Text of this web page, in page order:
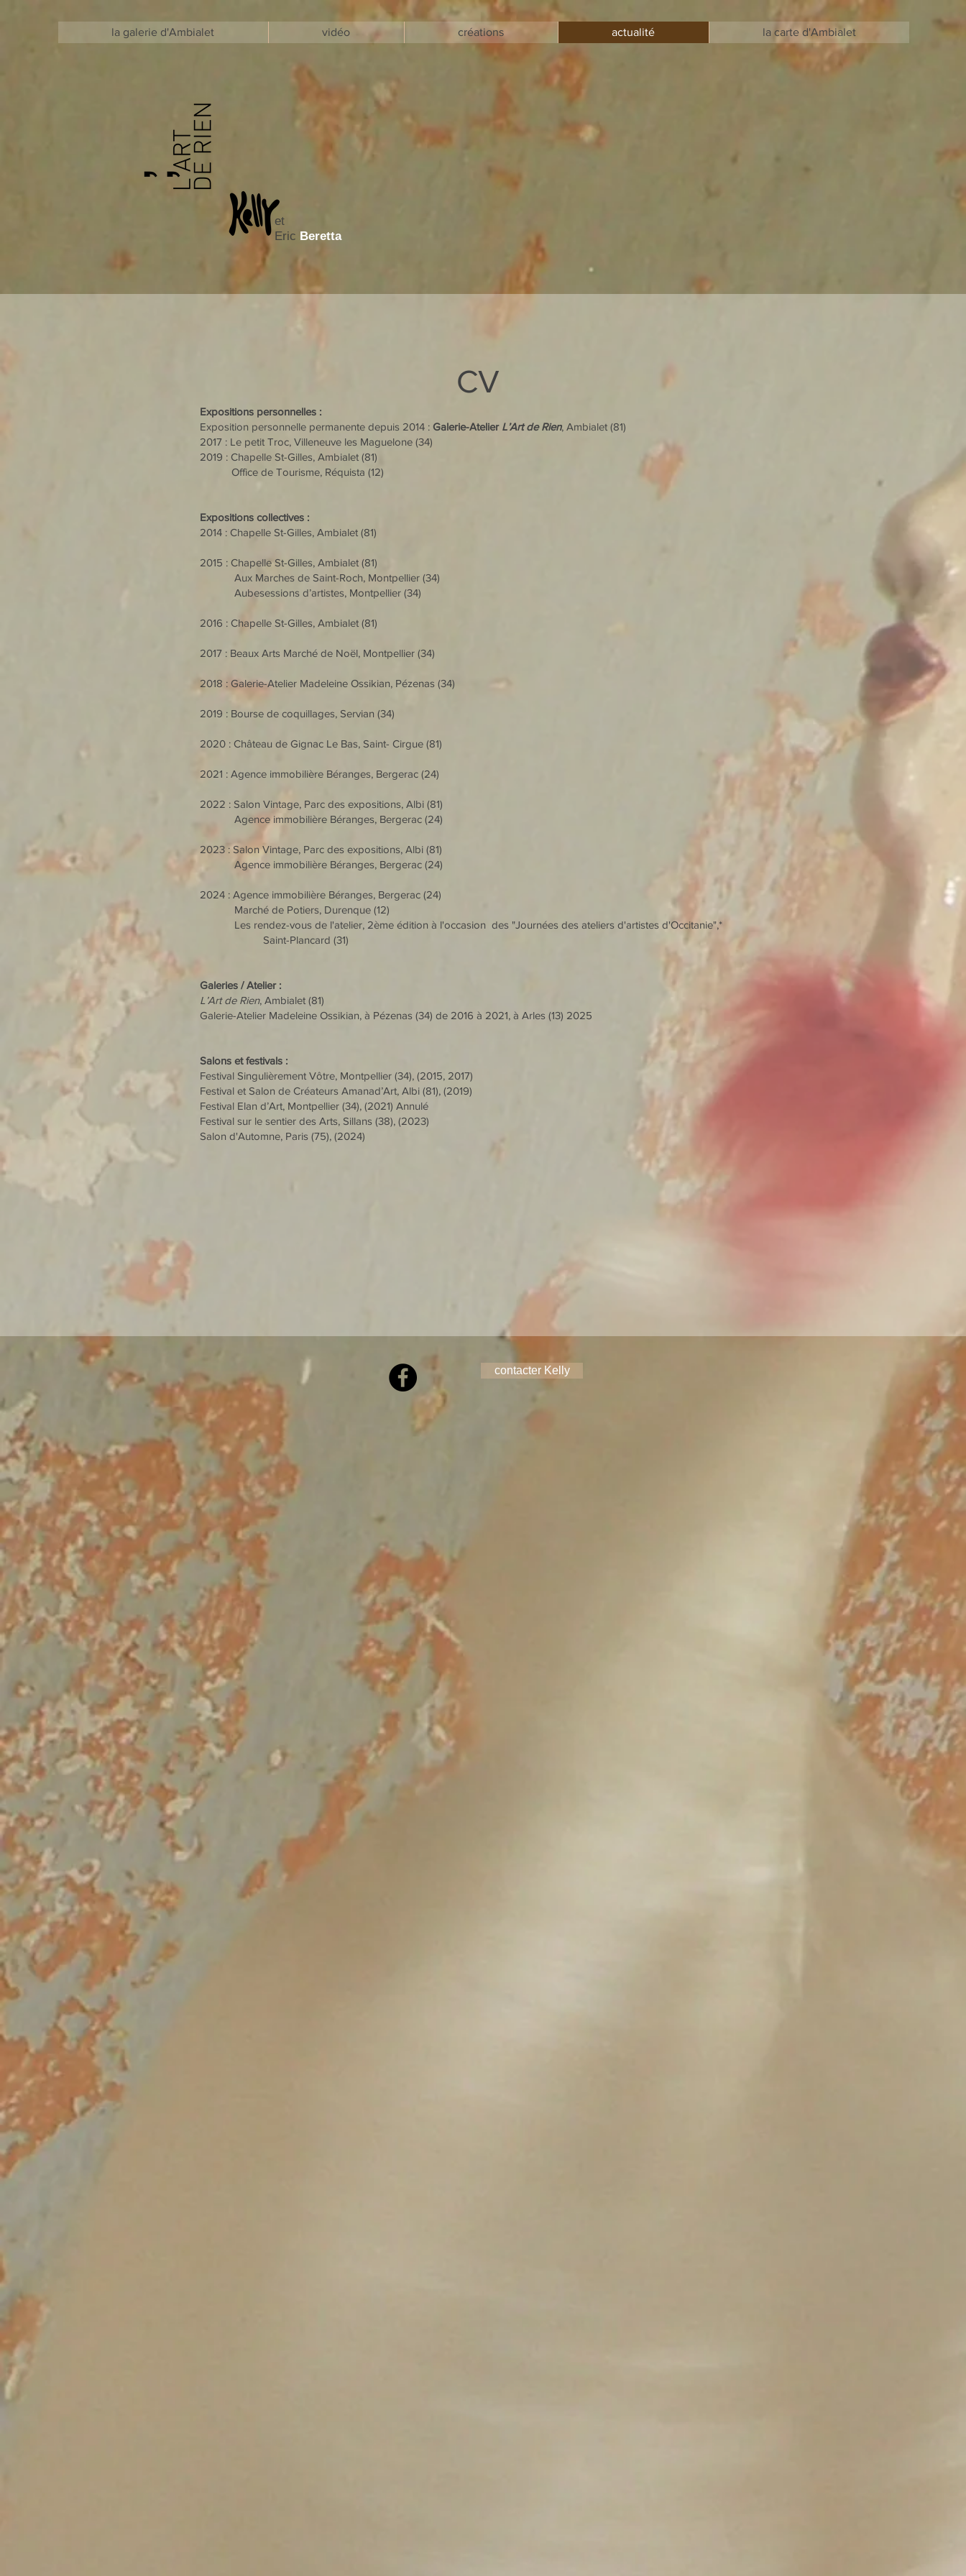
la galerie d'Ambialet vidéo créations actualité la carte d'Ambialet
et
Eric Beretta
CV
Expositions personnelles :
Exposition personnelle permanente depuis 2014 : Galerie-AtelierL’Art de Rien, Ambialet (81)
2017 : Le petit Troc, Villeneuve les Maguelone (34)
2019 : Chapelle St-Gilles, Ambialet (81)
Office de Tourisme, Réquista (12)
Expositions collectives :
2014 : Chapelle St-Gilles, Ambialet (81)
2015 : Chapelle St-Gilles, Ambialet (81)
Aux Marches de Saint-Roch, Montpellier (34)
Aubesessions d’artistes, Montpellier (34)
2016 : Chapelle St-Gilles, Ambialet (81)
2017 : Beaux Arts Marché de Noël, Montpellier (34)
2018 : Galerie-Atelier Madeleine Ossikian, Pézenas (34)
2019 : Bourse de coquillages, Servian (34)
2020 : Château de Gignac Le Bas, Saint- Cirgue (81)
2021 : Agence immobilière Béranges, Bergerac (24)
2022 : Salon Vintage, Parc des expositions, Albi (81)
Agence immobilière Béranges, Bergerac (24)
2023 : Salon Vintage, Parc des expositions, Albi (81)
Agence immobilière Béranges, Bergerac (24)
2024 : Agence immobilière Béranges, Bergerac (24)
Marché de Potiers, Durenque (12)
Les rendez-vous de l'atelier, 2ème édition à l'occasion des "Journées des ateliers d'artistes d'Occitanie",*
Saint-Plancard (31)
Galeries / Atelier :
L’Art de Rien, Ambialet (81)
Galerie-Atelier Madeleine Ossikian, à Pézenas (34) de 2016 à 2021, à Arles (13) 2025
Salons et festivals :
Festival Singulièrement Vôtre, Montpellier (34), (2015, 2017)
Festival et Salon de Créateurs Amanad’Art, Albi (81), (2019)
Festival Elan d’Art, Montpellier (34), (2021) Annulé
Festival sur le sentier des Arts, Sillans (38), (2023)
Salon d'Automne, Paris (75), (2024)
contacter Kelly